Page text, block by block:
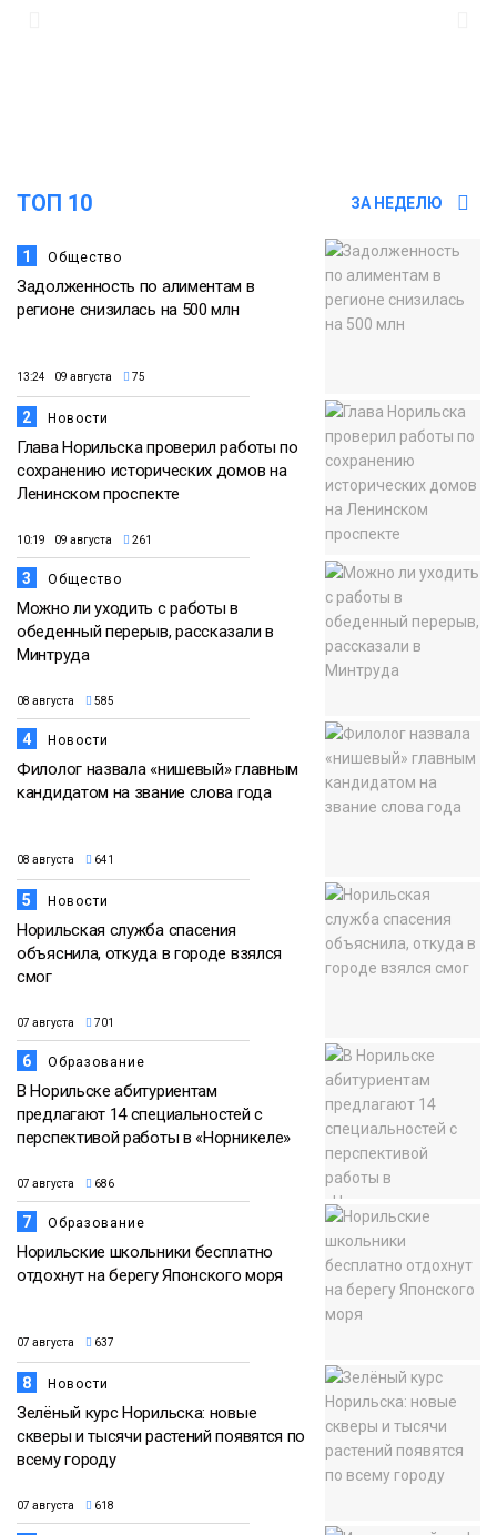
Спорт
ТОП 10 ЗА НЕДЕЛЮ
1 Общество
Задолженность по алиментам в
регионе снизилась на 500 млн
13:24 09 августа 75
2 Новости
Глава Норильска проверил работы по
сохранению исторических домов на
Ленинском проспекте
10:19 09 августа 261
3 Общество
Можно ли уходить с работы в
обеденный перерыв, рассказали в
Минтруда
08 августа 585
4 Новости
Филолог назвала «нишевый» главным
кандидатом на звание слова года
08 августа 641
5 Новости
Норильская служба спасения
объяснила, откуда в городе взялся
смог
07 августа 701
6 Образование
В Норильске абитуриентам
предлагают 14 специальностей с
перспективой работы в «Норникеле»
07 августа 686
7 Образование
Норильские школьники бесплатно
отдохнут на берегу Японского моря
07 августа 637
8 Новости
Зелёный курс Норильска: новые
скверы и тысячи растений появятся по
всему городу
07 августа 618